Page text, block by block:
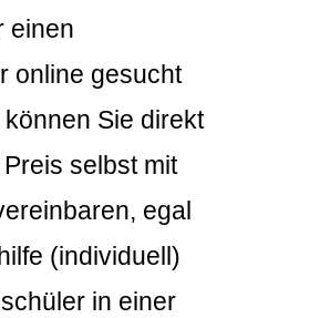
einen
online gesucht
Sie direkt
selbst mit
egal
(individuell)
in einer